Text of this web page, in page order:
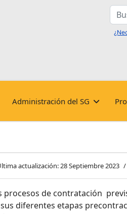
Administración del SG
actualización: 28 Septiembre 2023
procesos de contratación
sus diferentes etapas